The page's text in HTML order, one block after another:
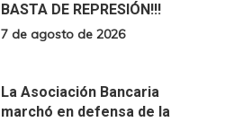
BASTA DE REPRESIÓN!!!
7 de agosto de 2026
La Asociación Bancaria
marchó en defensa de la